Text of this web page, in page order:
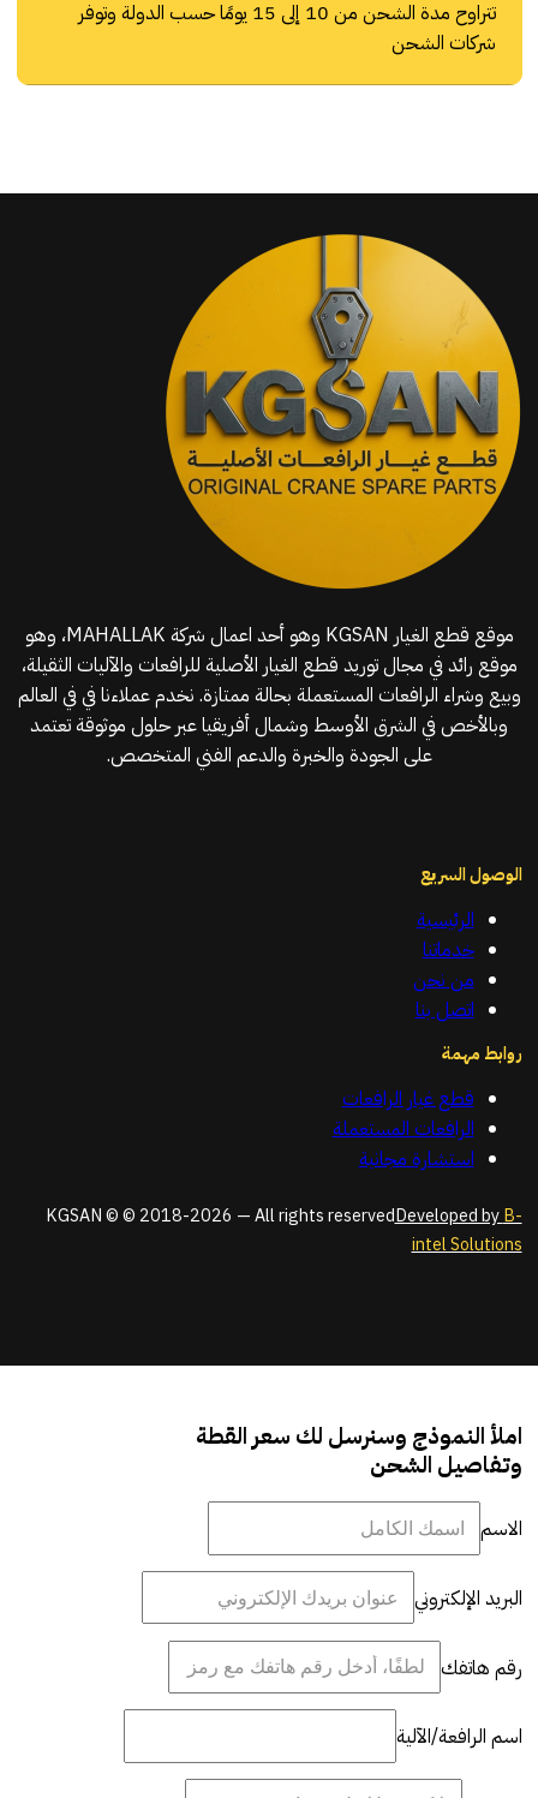
تتراوح مدة الشحن من 10 إلى 15 يومًا حسب الدولة وتوفر
شركات الشحن
موقع قطع الغيار KGSAN وهو أحد اعمال شركة MAHALLAK، وهو
موقع رائد في مجال توريد قطع الغيار الأصلية للرافعات والآليات الثقيلة،
وبيع وشراء الرافعات المستعملة بحالة ممتازة. نخدم عملاءنا في في العالم
وبالأخص في الشرق الأوسط وشمال أفريقيا عبر حلول موثوقة تعتمد
على الجودة والخبرة والدعم الفني المتخصص.
الوصول السريع
الرئيسية
خدماتنا
من نحن
اتصل بنا
روابط مهمة
قطع غيار الرافعات
الرافعات المستعملة
استشارة مجانية
KGSAN © © 2018-2026 — All rights reservedDeveloped byB-
intel Solutions
املأ النموذج وسنرسل لك سعر القطة
وتفاصيل الشحن
الاسم
البريد الإلكتروني
رقم هاتفك
اسم الرافعة/الآلية